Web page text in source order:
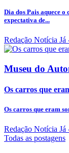
Dia dos Pais aquece
expectativa de...
Redação Notícia Já
Museu do
Os carros que
Os carros que eram
Redação Notícia Já
Todas as postagens